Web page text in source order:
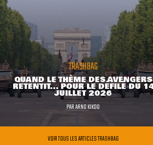
TRASHBAG
QUAND LE THÈME DES AVENGERS
RETENTIT... POUR LE DÉFILÉ DU
JUILLET 2026
PARARNO KIKOO
VOIR TOUS LES ARTICLES TRASHBAG